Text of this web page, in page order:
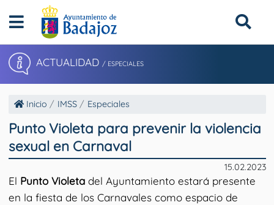
ACTUALIDAD / ESPECIALES
Inicio IMSS Especiales
Punto Violeta para prevenir la violencia
sexual en Carnaval
15.02.2023
El Punto Violetadel Ayuntamiento estará presente
en la fiesta de los Carnavales como espacio de